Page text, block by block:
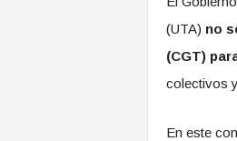
(UTA) no
(CGT)
colectivos
En este